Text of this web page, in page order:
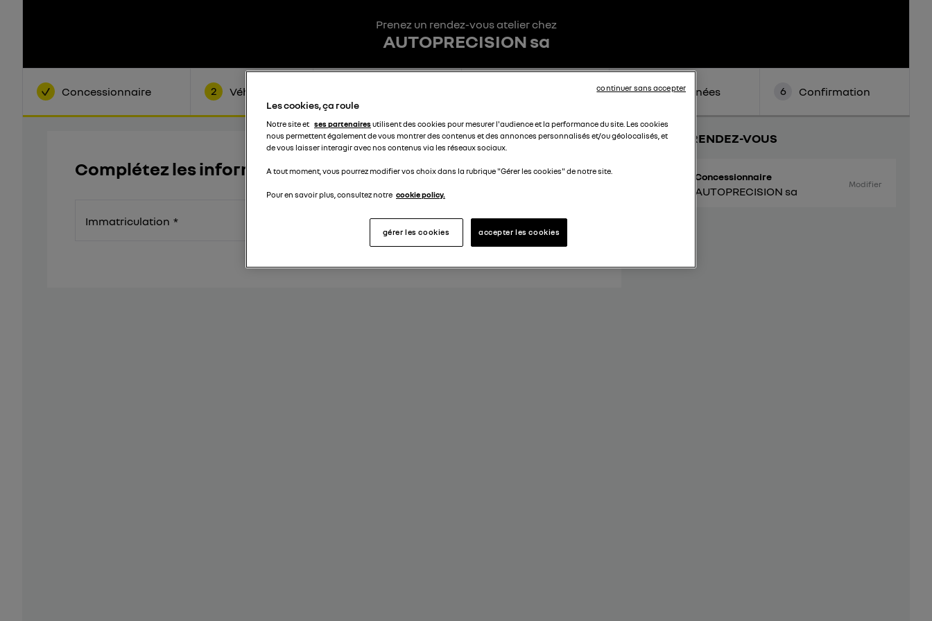
Prenez un rendez-vous atelier chez
AUTOPRECISION sa
Concessionnaire 2 Véhicule 5 Coordonnées 6 Confirmation
Complétez les informations de votre véhicule
Immatriculation * Kilométrage*
VOTRE RENDEZ-VOUS
Concessionnaire
AUTOPRECISION sa Modifier
Les cookies, ça roule
Notre site et ses partenairesutilisent des cookies pour mesurer l'audience et la performance du site. Les cookies
nous permettent également de vous montrer des contenus et des annonces personnalisés et/ou géolocalisés, et
de vous laisser interagir avec nos contenus via les réseaux sociaux.
A tout moment, vous pourrez modifier vos choix dans la rubrique "Gérer les cookies" de notre site.
Pour en savoir plus, consultez notre cookie policy.
accepter les cookies
gérer les cookies
continuer sans accepter